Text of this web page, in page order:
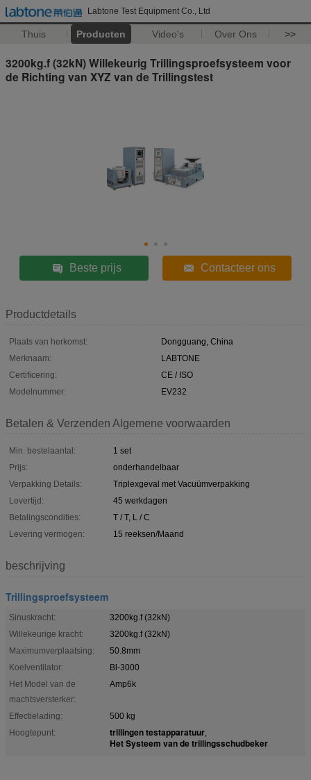
Labtone Test Equipment Co., Ltd
Thuis Producten Video's Over Ons >>
3200kg.f (32kN) Willekeurig Trillingsproefsysteem voor
de Richting van XYZ van de Trillingstest
Beste prijs Contacteer ons
Productdetails
Plaats van herkomst:
Dongguang, China
Merknaam:
LABTONE
Certificering:
CE / ISO
Modelnummer:
EV232
Betalen & Verzenden Algemene voorwaarden
Min. bestelaantal:
1 set
Prijs:
onderhandelbaar
Verpakking Details:
Triplexgeval met Vacuümverpakking
Levertijd:
45 werkdagen
Betalingscondities:
T / T, L / C
Levering vermogen:
15 reeksen/Maand
beschrijving
Trillingsproefsysteem
Sinuskracht:
3200kg.f (32kN)
Willekeurige kracht:
3200kg.f (32kN)
Maximumverplaatsing:
50.8mm
Koelventilator:
Bl-3000
Het Model van de
machtsversterker:
Amp6k
Effectielading:
500 kg
Hoogtepunt:
trillingen testapparatuur,
Het Systeem van de trillingsschudbeker